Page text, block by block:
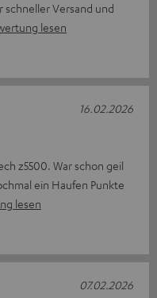
schneller Versand und
lesen
z5500. War schon geil
ein Haufen Punkte
lesen
16.02.2026
07.02.2026